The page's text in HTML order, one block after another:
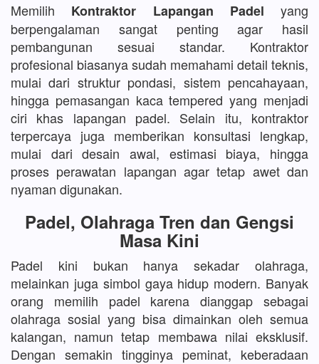
Memilih Kontraktor Lapangan Padel yang
berpengalaman sangat penting agar hasil
pembangunan sesuai standar. Kontraktor
profesional biasanya sudah memahami detail teknis,
mulai dari struktur pondasi, sistem pencahayaan,
hingga pemasangan kaca tempered yang menjadi
ciri khas lapangan padel. Selain itu, kontraktor
terpercaya juga memberikan konsultasi lengkap,
mulai dari desain awal, estimasi biaya, hingga
proses perawatan lapangan agar tetap awet dan
nyaman digunakan.
Padel, Olahraga Tren dan Gengsi
Masa Kini
Padel kini bukan hanya sekadar olahraga,
melainkan juga simbol gaya hidup modern. Banyak
orang memilih padel karena dianggap sebagai
olahraga sosial yang bisa dimainkan oleh semua
kalangan, namun tetap membawa nilai eksklusif.
Dengan semakin tingginya peminat, keberadaan